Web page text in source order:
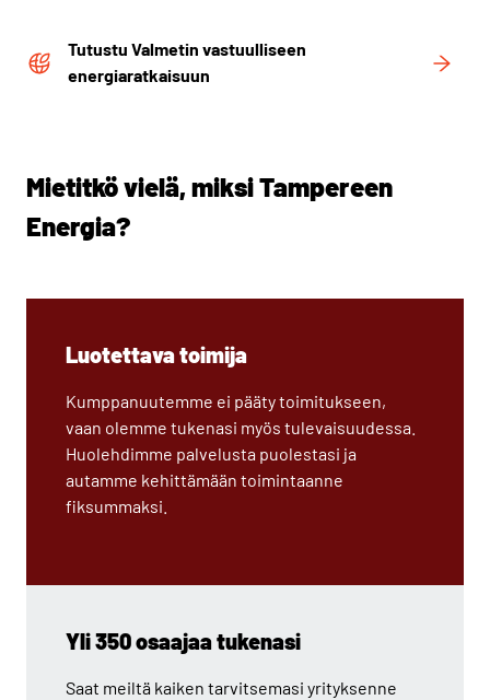
Tutustu Valmetin vastuulliseen
energiaratkaisuun
Mietitkö vielä, miksi Tampereen
Energia?
Luotettava toimija
Kumppanuutemme ei pääty toimitukseen,
vaan olemme tukenasi myös tulevaisuudessa.
Huolehdimme palvelusta puolestasi ja
autamme kehittämään toimintaanne
fiksummaksi.
Yli 350 osaajaa tukenasi
Saat meiltä kaiken tarvitsemasi yrityksenne